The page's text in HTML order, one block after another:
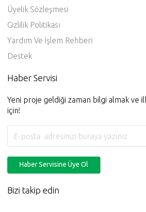
Üyelik Sözleşmesi
Gizlilik Politikası
Yardım Ve İşlem Rehberi
Destek
Haber Servisi
Yeni proje geldiği zaman bilgi almak ve
için!
Haber Servisine Üye Ol
Bizi takip edin